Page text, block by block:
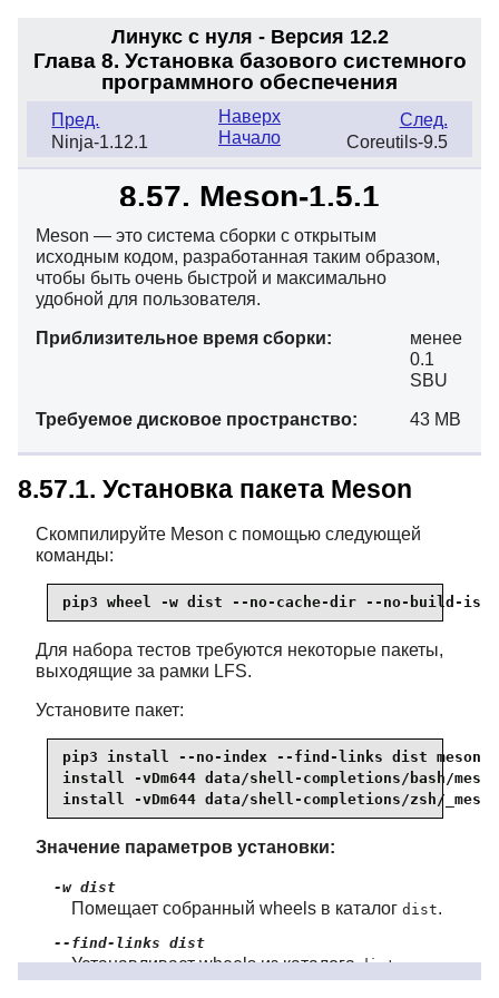
Линукс с нуля - Версия 12.2
Глава 8. Установка базового системного
программного обеспечения
Пред.
Ninja-1.12.1
След.
Coreutils-9.5
Наверх
Начало
8.57. Meson-1.5.1
Meson — это система сборки с открытым
исходным кодом, разработанная таким образом,
чтобы быть очень быстрой и максимально
удобной для пользователя.
Приблизительное время сборки:
менее
0.1
SBU
Требуемое дисковое пространство: 43 MB
8.57.1. Установка пакета Meson
Скомпилируйте Meson с помощью следующей
команды:
pip3 wheel -w dist --no-cache-dir --no-build-
Для набора тестов требуются некоторые пакеты,
выходящие за рамки LFS.
Установите пакет:
pip3 install --no-index --find-links dist meson
install -vDm644 data/shell-completions/bash/
install -vDm644 data/shell-completions/zsh/
Значение параметров установки:
-w dist
Помещает собранный wheels в каталог dist.
--find-links dist
Устанавливает wheels из каталогаdist.